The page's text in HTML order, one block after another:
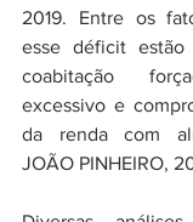
2019. Entre os
esse déficit estão
coabitação
excessivo e
da renda com
JOÃO PINHEIRO,